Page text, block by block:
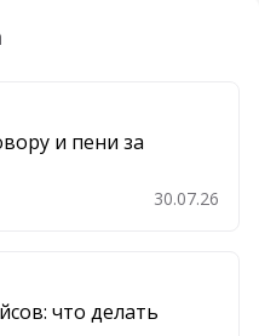
и пени за
30.07.26
что делать